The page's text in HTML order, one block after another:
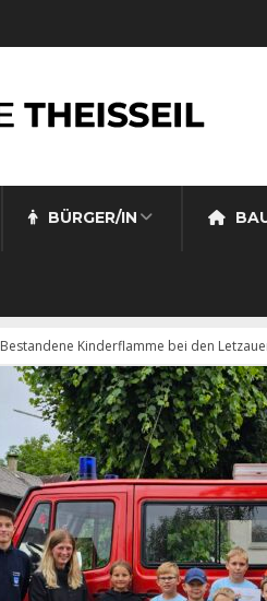
BÜRGER/IN
Bestandene Kinderflamme bei den